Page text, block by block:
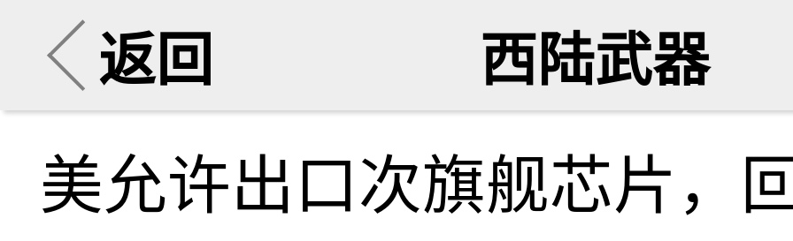
返回 西陆武器
美允许出口次旗舰芯片，